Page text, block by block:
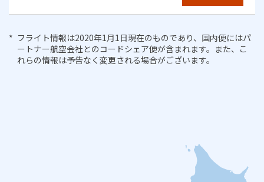
フライト情報は2020年1月1日現在のものであり、国内便にはパ
ートナー航空会社とのコードシェア便が含まれます。また、こ
れらの情報は予告なく変更される場合がございます。